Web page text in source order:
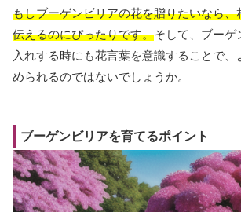
もしブーゲンビリアの花を贈りたいなら、
伝えるのにぴったりです。そして、ブーゲ
入れする時にも花言葉を意識することで、
められるのではないでしょうか。
ブーゲンビリアを育てるポイント